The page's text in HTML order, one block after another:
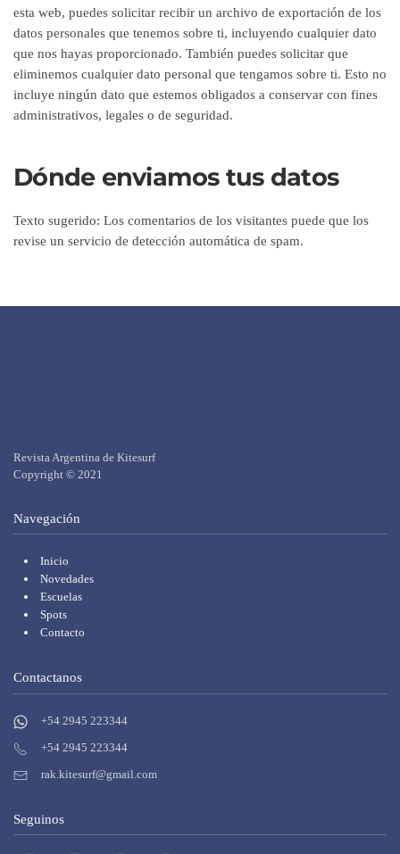
esta web, puedes solicitar recibir un archivo de exportación de los
datos personales que tenemos sobre ti, incluyendo cualquier dato
que nos hayas proporcionado. También puedes solicitar que
eliminemos cualquier dato personal que tengamos sobre ti. Esto no
incluye ningún dato que estemos obligados a conservar con fines
administrativos, legales o de seguridad.
Dónde enviamos tus datos
Texto sugerido: Los comentarios de los visitantes puede que los
revise un servicio de detección automática de spam.
Revista Argentina de Kitesurf
Copyright © 2021
Navegación
Inicio
Novedades
Escuelas
Spots
Contacto
Contactanos
+54 2945 223344
+54 2945 223344
rak.kitesurf@gmail.com
Seguinos